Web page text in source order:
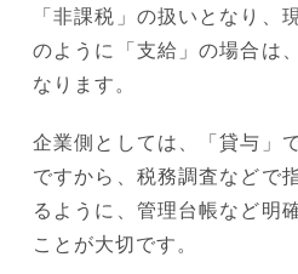
「非課税」の扱いとなり、
のように「支給」の場合は
なります。
企業側としては、「貸与」
ですから、税務調査などで
るように、管理台帳など明
ことが大切です。